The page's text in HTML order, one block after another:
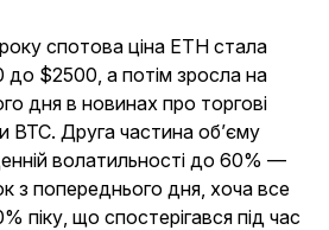
спотова ціна ETH стала
до $2500, а потім зросла на
дня в новинах про торгові
Друга частина об’єму
волатильності до 60% —
з попереднього дня, хоча все
піку, що спостерігався під час